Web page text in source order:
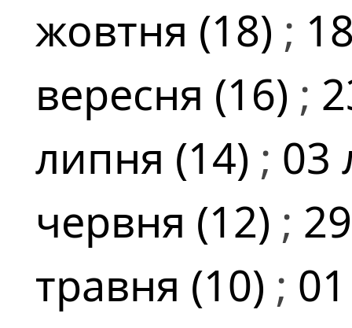
жовтня (18) ;
вересня (16) ;
липня (14) ; 03
червня (12) ;
травня (10) ;